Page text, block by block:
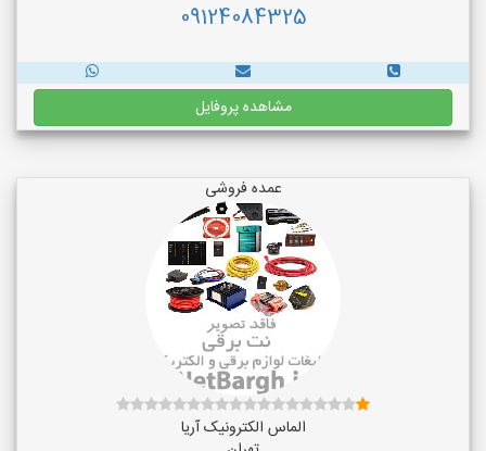
09124084325
مشاهده پروفایل
عمده فروشی
الماس الکترونیک آریا